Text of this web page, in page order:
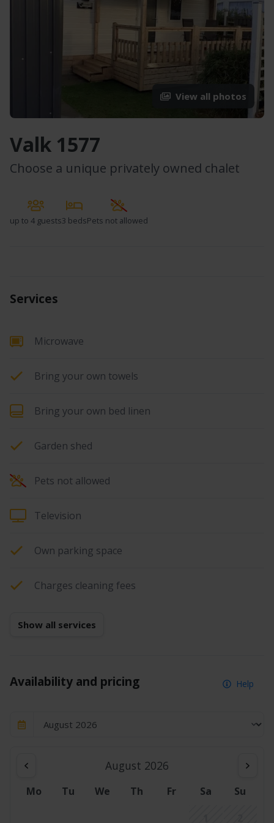
View all photos
Valk 1577
Choose a unique privately owned chalet
up to 4 guests3 bedsPets not allowed
Services
Microwave
Bring your own towels
Bring your own bed linen
Garden shed
Pets not allowed
Television
Own parking space
Charges cleaning fees
Show all services
Availability and pricing Help
August 2026
Mo Tu We Th Fr Sa
Su